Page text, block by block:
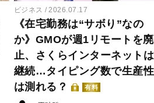
ビジネス 2026.07.17
《在宅勤務は“サボり”なの
か》GMOが週1リモートを廃
止、さくらインターネットは
継続…タイピング数で生産性
は測れる？
有料